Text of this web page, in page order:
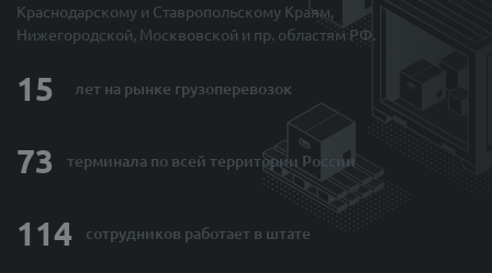
Краснодарскому и Ставропольскому Краям,
Нижегородской, Москвовской и пр. областям РФ.
15 лет на рынке грузоперевозок
73 терминала по всей территории России
114 сотрудников работает в штате